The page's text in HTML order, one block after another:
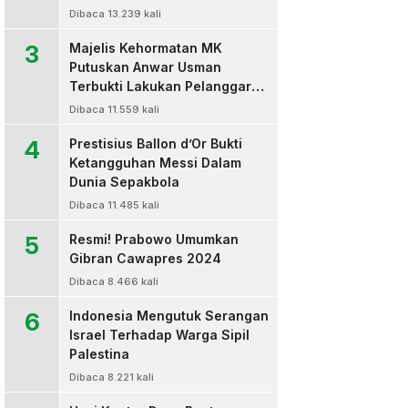
Dibaca 13.239 kali
3
Majelis Kehormatan MK
Putuskan Anwar Usman
Terbukti Lakukan Pelanggaran
Berat Kode Etik dan
Dibaca 11.559 kali
4
Prestisius Ballon d’Or Bukti
Ketangguhan Messi Dalam
Dunia Sepakbola
Dibaca 11.485 kali
5
Resmi! Prabowo Umumkan
Gibran Cawapres 2024
Dibaca 8.466 kali
6
Indonesia Mengutuk Serangan
Israel Terhadap Warga Sipil
Palestina
Dibaca 8.221 kali